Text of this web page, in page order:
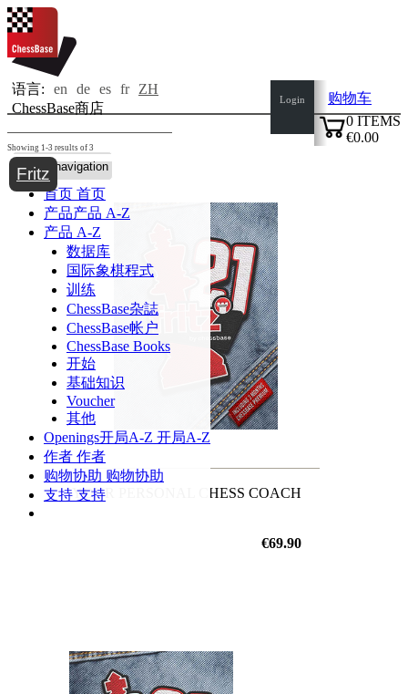
语言: en de es fr
ZH
ChessBase商店
Toggle navigation
首页 首页
产品产品 A-Z
产品 A-Z
数据库
国际象棋程式
训练
ChessBase杂誌
ChessBase帐户
ChessBase Books
开始
基础知识
Voucher
其他
Openings开局A-Z 开局A-Z
作者 作者
购物协助 购物协助
支持 支持
Login
购物车
0 ITEMS
€0.00
Showing 1-3 results of 3
Fritz
Fritz 21
YOUR PERSONAL CHESS COACH
€69.90